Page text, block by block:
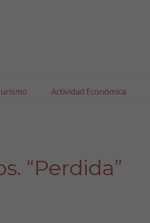
Actividad Económica
“Perdida”